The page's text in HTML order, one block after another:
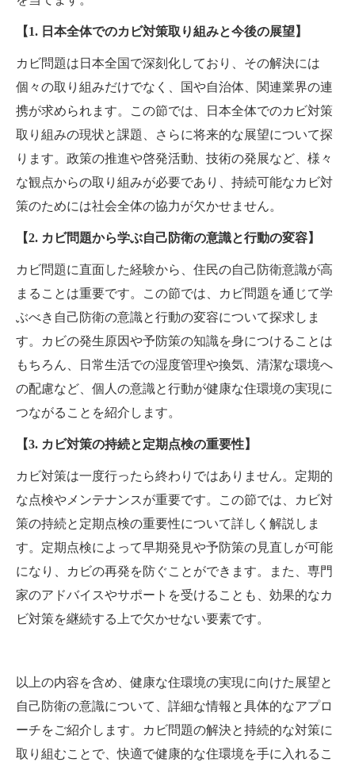
【1. 日本全体でのカビ対策取り組みと今後の展望】
カビ問題は日本全国で深刻化しており、その解決には
個々の取り組みだけでなく、国や自治体、関連業界の連
携が求められます。この節では、日本全体でのカビ対策
取り組みの現状と課題、さらに将来的な展望について探
ります。政策の推進や啓発活動、技術の発展など、様々
な観点からの取り組みが必要であり、持続可能なカビ対
策のためには社会全体の協力が欠かせません。
【2. カビ問題から学ぶ自己防衛の意識と行動の変容】
カビ問題に直面した経験から、住民の自己防衛意識が高
まることは重要です。この節では、カビ問題を通じて学
ぶべき自己防衛の意識と行動の変容について探求しま
す。カビの発生原因や予防策の知識を身につけることは
もちろん、日常生活での湿度管理や換気、清潔な環境へ
の配慮など、個人の意識と行動が健康な住環境の実現に
つながることを紹介します。
【3. カビ対策の持続と定期点検の重要性】
カビ対策は一度行ったら終わりではありません。定期的
な点検やメンテナンスが重要です。この節では、カビ対
策の持続と定期点検の重要性について詳しく解説しま
す。定期点検によって早期発見や予防策の見直しが可能
になり、カビの再発を防ぐことができます。また、専門
家のアドバイスやサポートを受けることも、効果的なカ
ビ対策を継続する上で欠かせない要素です。
以上の内容を含め、健康な住環境の実現に向けた展望と
自己防衛の意識について、詳細な情報と具体的なアプロ
ーチをご紹介します。カビ問題の解決と持続的な対策に
取り組むことで、快適で健康的な住環境を手に入れるこ